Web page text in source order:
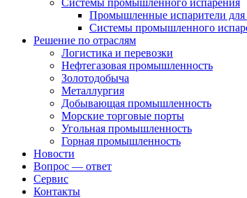
Системы промышленного испарения
Промышленные испарители для
Системы промышленного
Решение по отраслям
Логистика и перевозки
Нефтегазовая промышленность
Золотодобыча
Металлургия
Добывающая промышленность
Морские торговые порты
Угольная промышленность
Горная промышленность
Новости
Вопрос — ответ
Сервис
Контакты